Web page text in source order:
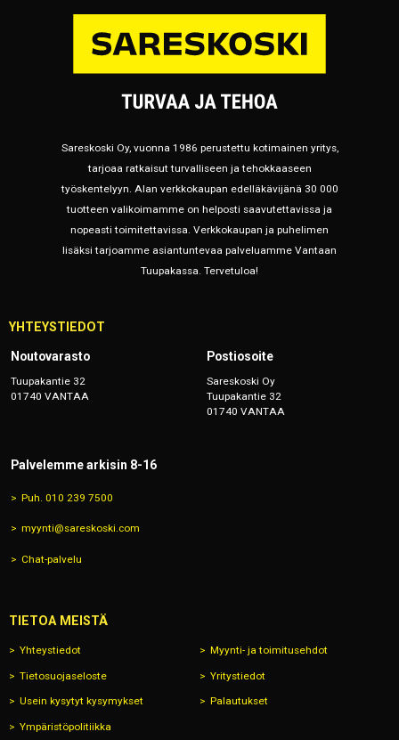
Sareskoski Oy, vuonna 1986 perustettu kotimainen yritys,
tarjoaa ratkaisut turvalliseen ja tehokkaaseen
työskentelyyn. Alan verkkokaupan edelläkävijänä 30 000
tuotteen valikoimamme on helposti saavutettavissa ja
nopeasti toimitettavissa. Verkkokaupan ja puhelimen
lisäksi tarjoamme asiantuntevaa palveluamme Vantaan
Tuupakassa. Tervetuloa!
YHTEYSTIEDOT
Noutovarasto
Tuupakantie 32
01740 VANTAA
Postiosoite
Sareskoski Oy
Tuupakantie 32
01740 VANTAA
Palvelemme arkisin 8-16
Puh. 010 239 7500
myynti@sareskoski.com
Chat-palvelu
TIETOA MEISTÄ
Yhteystiedot Myynti- ja toimitusehdot
Tietosuojaseloste Yritystiedot
Usein kysytyt kysymykset Palautukset
Ympäristöpolitiikka